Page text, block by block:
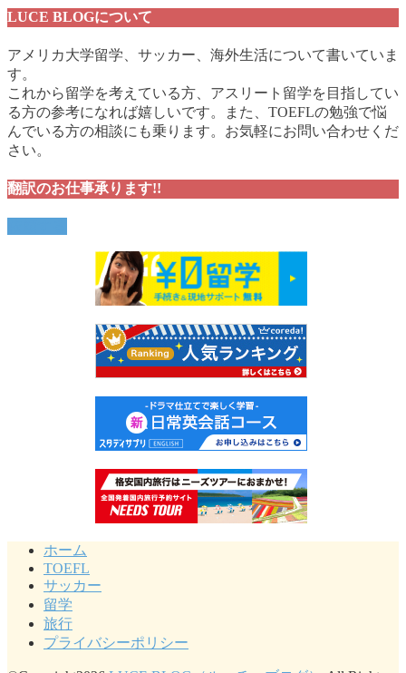
LUCE BLOGについて
アメリカ大学留学、サッカー、海外生活について書いていま
す。
これから留学を考えている方、アスリート留学を目指してい
る方の参考になれば嬉しいです。また、TOEFLの勉強で悩
んでいる方の相談にも乗ります。お気軽にお問い合わせくだ
さい。
翻訳のお仕事承ります!!
ホーム
TOEFL
サッカー
留学
旅行
プライバシーポリシー